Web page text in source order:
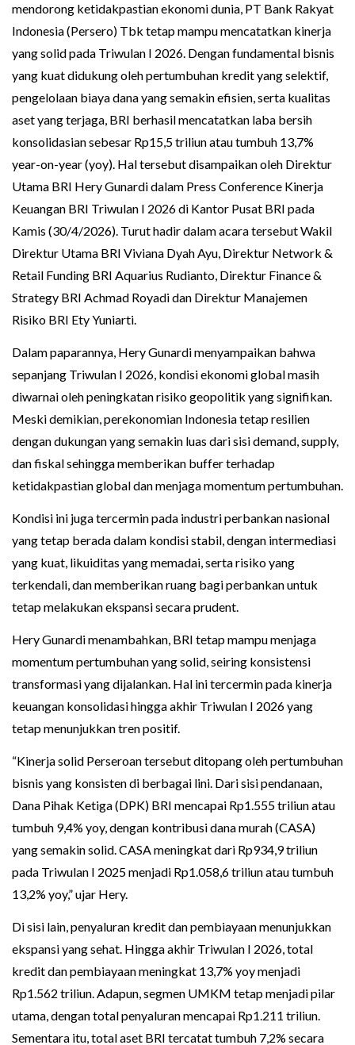
mendorong ketidakpastian ekonomi dunia, PT Bank Rakyat
Indonesia (Persero) Tbk tetap mampu mencatatkan kinerja
yang solid pada Triwulan I 2026. Dengan fundamental bisnis
yang kuat didukung oleh pertumbuhan kredit yang selektif,
pengelolaan biaya dana yang semakin efisien, serta kualitas
aset yang terjaga, BRI berhasil mencatatkan laba bersih
konsolidasian sebesar Rp15,5 triliun atau tumbuh 13,7%
year-on-year (yoy). Hal tersebut disampaikan oleh Direktur
Utama BRI Hery Gunardi dalam Press Conference Kinerja
Keuangan BRI Triwulan I 2026 di Kantor Pusat BRI pada
Kamis (30/4/2026). Turut hadir dalam acara tersebut Wakil
Direktur Utama BRI Viviana Dyah Ayu, Direktur Network &
Retail Funding BRI Aquarius Rudianto, Direktur Finance &
Strategy BRI Achmad Royadi dan Direktur Manajemen
Risiko BRI Ety Yuniarti.
Dalam paparannya, Hery Gunardi menyampaikan bahwa
sepanjang Triwulan I 2026, kondisi ekonomi global masih
diwarnai oleh peningkatan risiko geopolitik yang signifikan.
Meski demikian, perekonomian Indonesia tetap resilien
dengan dukungan yang semakin luas dari sisi demand, supply,
dan fiskal sehingga memberikan buffer terhadap
ketidakpastian global dan menjaga momentum pertumbuhan.
Kondisi ini juga tercermin pada industri perbankan nasional
yang tetap berada dalam kondisi stabil, dengan intermediasi
yang kuat, likuiditas yang memadai, serta risiko yang
terkendali, dan memberikan ruang bagi perbankan untuk
tetap melakukan ekspansi secara prudent.
Hery Gunardi menambahkan, BRI tetap mampu menjaga
momentum pertumbuhan yang solid, seiring konsistensi
transformasi yang dijalankan. Hal ini tercermin pada kinerja
keuangan konsolidasi hingga akhir Triwulan I 2026 yang
tetap menunjukkan tren positif.
“Kinerja solid Perseroan tersebut ditopang oleh pertumbuhan
bisnis yang konsisten di berbagai lini. Dari sisi pendanaan,
Dana Pihak Ketiga (DPK) BRI mencapai Rp1.555 triliun atau
tumbuh 9,4% yoy, dengan kontribusi dana murah (CASA)
yang semakin solid. CASA meningkat dari Rp934,9 triliun
pada Triwulan I 2025 menjadi Rp1.058,6 triliun atau tumbuh
13,2% yoy,” ujar Hery.
Di sisi lain, penyaluran kredit dan pembiayaan menunjukkan
ekspansi yang sehat. Hingga akhir Triwulan I 2026, total
kredit dan pembiayaan meningkat 13,7% yoy menjadi
Rp1.562 triliun. Adapun, segmen UMKM tetap menjadi pilar
utama, dengan total penyaluran mencapai Rp1.211 triliun.
Sementara itu, total aset BRI tercatat tumbuh 7,2% secara